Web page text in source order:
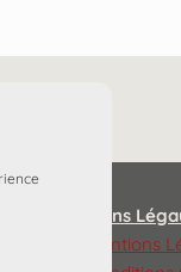
Liens
Mentions